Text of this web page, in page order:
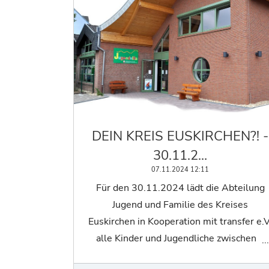
DEIN KREIS EUSKIRCHEN?! -
30.11.2…
07.11.2024 12:11
Für den 30.11.2024 lädt die Abteilung
Jugend und Familie des Kreises
Euskirchen in Kooperation mit transfer
alle Kinder und Jugendliche zwischen 8